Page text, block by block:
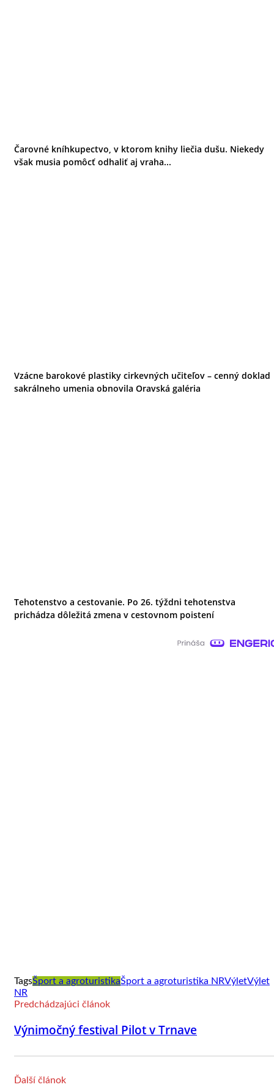
Čarovné kníhkupectvo, v ktorom knihy liečia dušu. Niekedy
však musia pomôcť odhaliť aj vraha...
Vzácne barokové plastiky cirkevných učiteľov – cenný doklad
sakrálneho umenia obnovila Oravská galéria
Tehotenstvo a cestovanie. Po 26. týždni tehotenstva
prichádza dôležitá zmena v cestovnom poistení
TagsŠport a agroturistikaŠport a agroturistika NRVýletVýlet
NR
Predchádzajúci článok
Výnimočný festival Pilot v Trnave
Ďalší článok